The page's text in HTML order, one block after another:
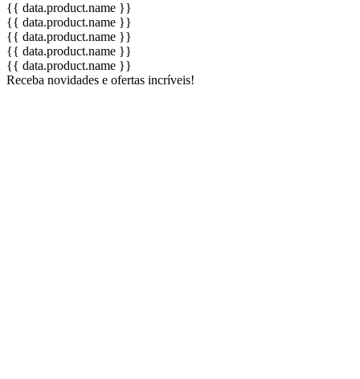
{{ data.product.name }}
{{ data.product.name }}
{{ data.product.name }}
{{ data.product.name }}
{{ data.product.name }}
Receba novidades e ofertas incríveis!